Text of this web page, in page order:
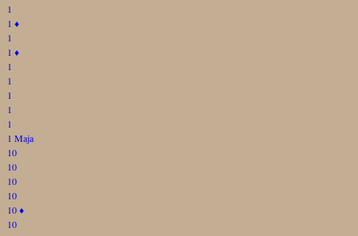
1
1 ♦
1
1 ♦
1
1
1
1
1
1 Maja
10
10
10
10
10♦
10